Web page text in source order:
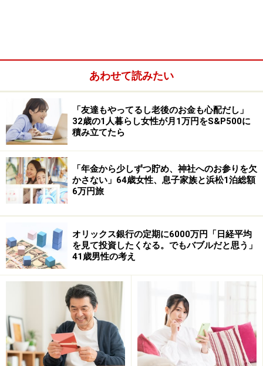
今回の投稿者が選んだもっとも良かった買い物は業務用
の大型の扇風機である「工場扇」。
購入した理由について「暑かったが、外の仕事に慣れて
おく為、エアコンを積極的に使えない」状況があったそ
うで、「コンクリートで温められた室内の熱気を抜くだ
けでもかなり快適になるのでは」と考え、風量の強さで
工場扇を選ばれたそう。
あわせて読みたい
「友達もやってるし老後のお金も心配だし」
32歳の1人暮らし女性が月1万円をS&P500に
積み立てたら
「年金から少しずつ貯め、神社へのお参りを欠
かさない」64歳女性、息子家族と浜松1泊総額
6万円旅
オリックス銀行の定期に6000万円「日経平均
を見て投資したくなる。でもバブルだと思う」
41歳男性の考え